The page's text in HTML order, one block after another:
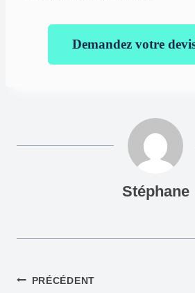
Demandez votre
Stéphane
Navigation
PRÉCÉDENT